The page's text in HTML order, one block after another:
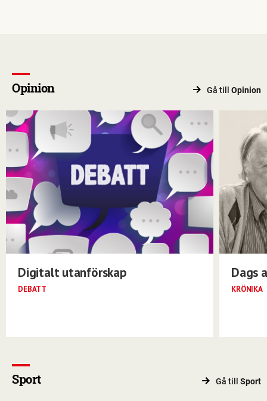
Opinion Gå till Opinion
Digitalt utanförskap
DEBATT
Dags
KRÖNIKA
Sport Gå till Sport